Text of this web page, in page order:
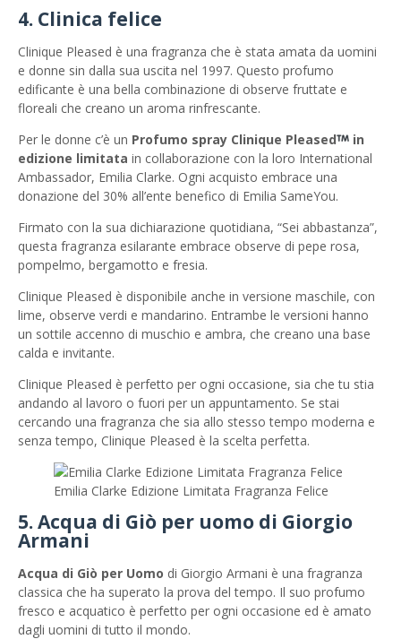
4. Clinica felice
Clinique Pleased è una fragranza che è stata amata da uomini
e donne sin dalla sua uscita nel 1997. Questo profumo
edificante è una bella combinazione di observe fruttate e
floreali che creano un aroma rinfrescante.
Per le donne c’è un Profumo spray Clinique Pleased
in
edizione limitata in collaborazione con la loro International
Ambassador, Emilia Clarke. Ogni acquisto embrace una
donazione del 30% all’ente benefico di Emilia SameYou.
Firmato con la sua dichiarazione quotidiana, “Sei abbastanza”,
questa fragranza esilarante embrace observe di pepe rosa,
pompelmo, bergamotto e fresia.
Clinique Pleased è disponibile anche in versione maschile, con
lime, observe verdi e mandarino. Entrambe le versioni hanno
un sottile accenno di muschio e ambra, che creano una base
calda e invitante.
Clinique Pleased è perfetto per ogni occasione, sia che tu stia
andando al lavoro o fuori per un appuntamento. Se stai
cercando una fragranza che sia allo stesso tempo moderna e
senza tempo, Clinique Pleased è la scelta perfetta.
Emilia Clarke Edizione Limitata Fragranza Felice
5. Acqua di Giò per uomo di Giorgio
Armani
Acqua di Giò per Uomo di Giorgio Armani è una fragranza
classica che ha superato la prova del tempo. Il suo profumo
fresco e acquatico è perfetto per ogni occasione ed è amato
dagli uomini di tutto il mondo.